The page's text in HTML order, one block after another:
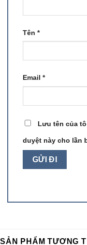
Tên *
Email *
Lưu tên của
duyệt này cho lần
SẢN PHẨM TƯƠNG